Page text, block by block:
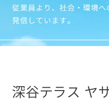
深谷テラス ヤ